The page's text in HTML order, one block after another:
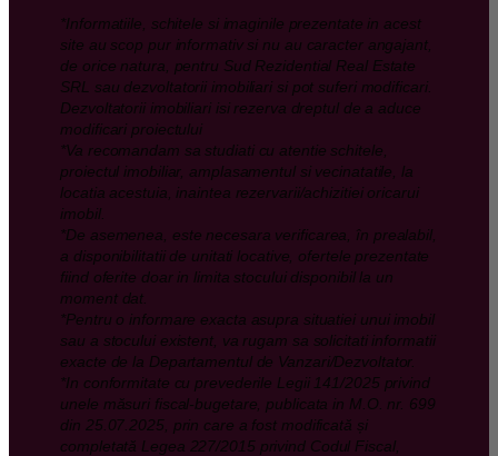
*Informatiile, schitele si imaginile prezentate in acest
site au scop pur informativ si nu au caracter angajant,
de orice natura, pentru Sud Rezidential Real Estate
SRL sau dezvoltatorii imobiliari si pot suferi modificari.
Dezvoltatorii imobiliari isi rezerva dreptul de a aduce
modificari proiectului
*Va recomandam sa studiati cu atentie schitele,
proiectul imobiliar, amplasamentul si vecinatatile, la
locatia acestuia, inaintea rezervarii/achizitiei oricarui
imobil.
*De asemenea, este necesara verificarea, în prealabil,
a disponibilitatii de unitati locative, ofertele prezentate
fiind oferite doar in limita stocului disponibil la un
moment dat.
*Pentru o informare exacta asupra situatiei unui imobil
sau a stocului existent, va rugam sa solicitati informatii
exacte de la Departamentul de Vanzari/Dezvoltator.
*In conformitate cu prevederile Legii 141/2025 privind
unele măsuri fiscal-bugetare, publicata in M.O. nr. 699
din 25.07.2025, prin care a fost modificată și
completată Legea 227/2015 privind Codul Fiscal,